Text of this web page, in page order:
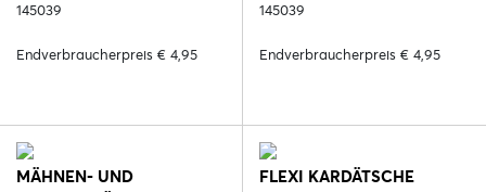
SCHWARZ
145039
Endverbraucherpreis € 4,95
186. PINK
145039
Endverbraucherpreis € 4,95
MÄHNEN- UND
FLEXI KARDÄTSCHE